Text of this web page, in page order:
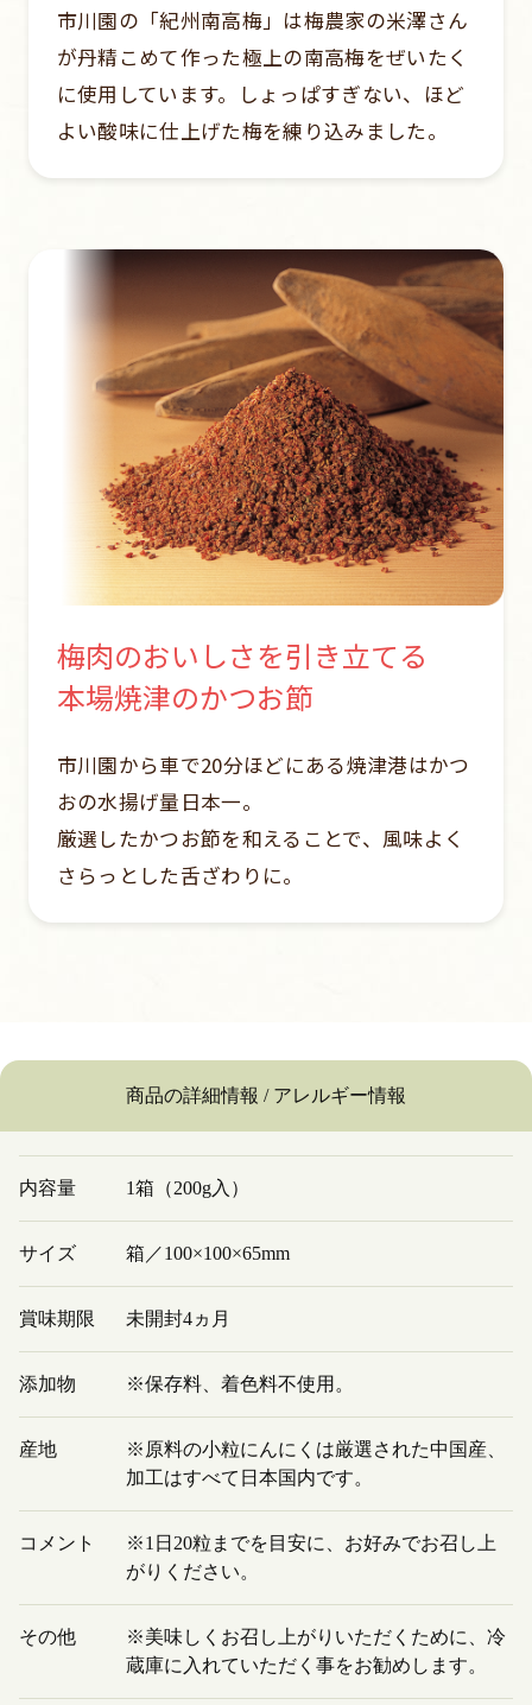
市川園の「紀州南高梅」は梅農家の米澤さん
が丹精こめて作った極上の南高梅をぜいたく
に使用しています。しょっぱすぎない、ほど
よい酸味に仕上げた梅を練り込みました。
梅肉のおいしさを引き立てる
本場焼津のかつお節
市川園から車で20分ほどにある焼津港はかつ
おの水揚げ量日本一。
厳選したかつお節を和えることで、風味よく
さらっとした舌ざわりに。
商品の詳細情報 / アレルギー情報
内容量 1箱（200g入）
サイズ 箱／100×100×65mm
賞味期限 未開封4ヵ月
添加物 ※保存料、着色料不使用。
産地
※原料の小粒にんにくは厳選された中国産、
加工はすべて日本国内です。
コメント
※1日20粒までを目安に、お好みでお召し上
がりください。
その他
※美味しくお召し上がりいただくために、冷
蔵庫に入れていただく事をお勧めします。